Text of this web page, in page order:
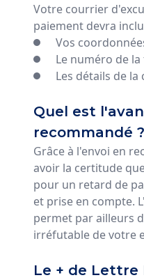
Votre courrier
paiement devra
Vos
Le numéro de
Les détails de
Quel est
recommandé ?
Grâce à l'envoi en
avoir la certitude
pour un retard de
et prise en compte.
permet par ailleurs
irréfutable de votre
Le + de Lettre